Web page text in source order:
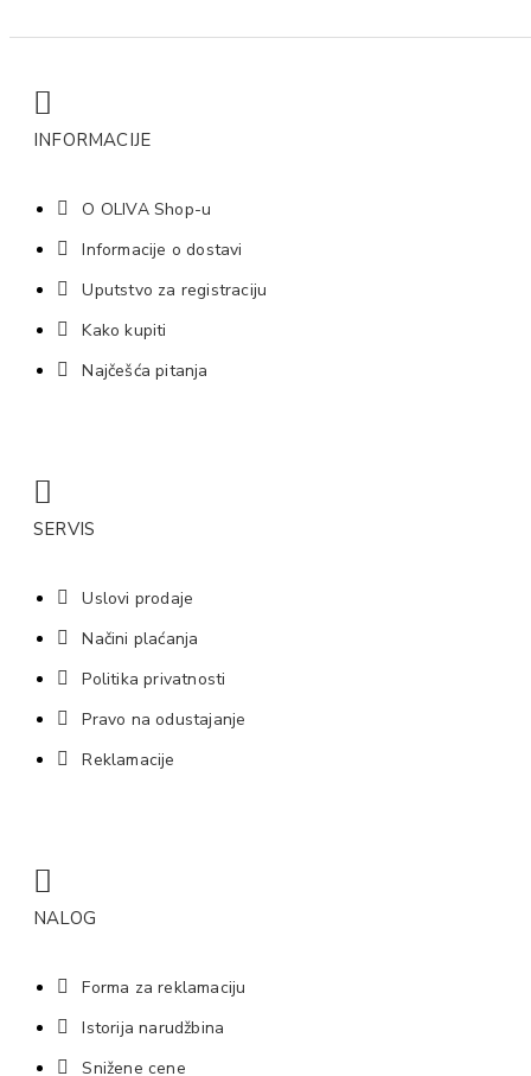
INFORMACIJE
O OLIVA Shop-u
Informacije o dostavi
Uputstvo za registraciju
Kako kupiti
Najčešća pitanja
SERVIS
Uslovi prodaje
Načini plaćanja
Politika privatnosti
Pravo na odustajanje
Reklamacije
NALOG
Forma za reklamaciju
Istorija narudžbina
Snižene cene